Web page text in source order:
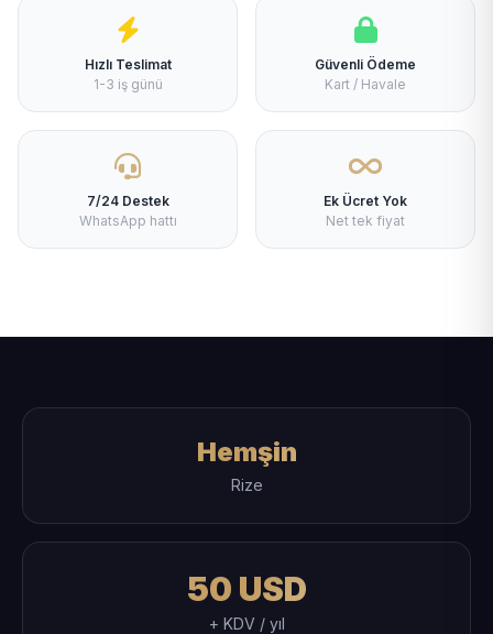
Hızlı Teslimat
1-3 iş günü
Güvenli Ödeme
Kart / Havale
7/24 Destek
WhatsApp hattı
Ek Ücret Yok
Net tek fiyat
Hemşin
Rize
50 USD
+ KDV / yıl